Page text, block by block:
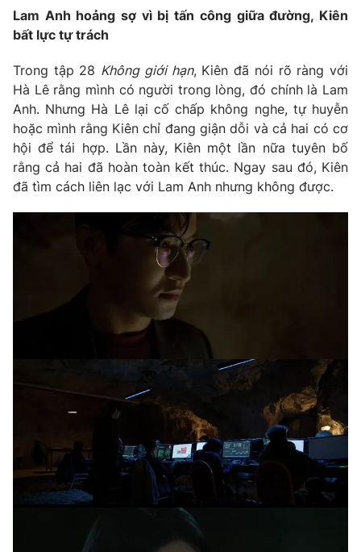
Khán giả
Giải sao mai
Sao
Làm đẹp
Chất lượng cuộc sống
Giáo dục
Học trực tuyến
Công nghệ
Hitech Công nghệ tương lai
Sản phẩm
Thị trường
Tư vấn
Giao lưu trực tuyến
Lịch phát sóng
Chuyên mục khác
Podcast
Infographic
Shorts video
VTV Money VTV Thể thao
Bất động sản
Thị trường 24h Tấm lòng Việt
Vươn mình bằng AI
Lam Anh hoảng sợ vì bị tấn công giữa đường, Kiên
bất lực tự trách
Trong tập 28 Không giới hạn, Kiên đã nói rõ ràng với
Hà Lê rằng mình có người trong lòng, đó chính là Lam
Anh. Nhưng Hà Lê lại cố chấp không nghe, tự huyễn
hoặc mình rằng Kiên chỉ đang giận dỗi và cả hai có cơ
hội để tái hợp. Lần này, Kiên một lần nữa tuyên bố
rằng cả hai đã hoàn toàn kết thúc. Ngay sau đó, Kiên
đã tìm cách liên lạc với Lam Anh nhưng không được.